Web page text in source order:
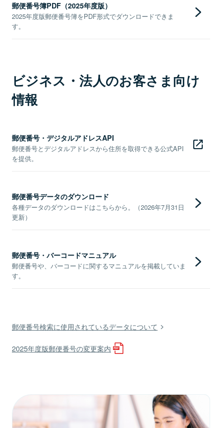
郵便番号簿PDF（2025年度版）
2025年度版郵便番号簿をPDF形式でダウンロードできま
す。
ビジネス・法人のお客さま向け
情報
郵便番号・デジタルアドレスAPI
郵便番号とデジタルアドレスから住所を取得できる公式API
を提供。
郵便番号データのダウンロード
各種データのダウンロードはこちらから。（2026年7月31日
更新）
郵便番号・バーコードマニュアル
郵便番号や、バーコードに関するマニュアルを掲載していま
す。
郵便番号検索に使用されているデータについて
2025年度版郵便番号の変更案内